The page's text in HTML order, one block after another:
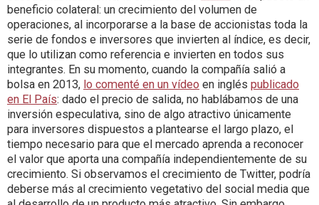
beneficio colateral: un crecimiento del volumen de
operaciones, al incorporarse a la base de accionistas toda la
serie de fondos e inversores que invierten al índice, es decir,
que lo utilizan como referencia e invierten en todos sus
integrantes. En su momento, cuando la compañía salió a
bolsa en 2013, lo comenté en un vídeo en inglés publicado
en El País: dado el precio de salida, no hablábamos de una
inversión especulativa, sino de algo atractivo únicamente
para inversores dispuestos a plantearse el largo plazo, el
tiempo necesario para que el mercado aprenda a reconocer
el valor que aporta una compañía independientemente de su
crecimiento. Si observamos el crecimiento de Twitter, podría
deberse más al crecimiento vegetativo del social media que